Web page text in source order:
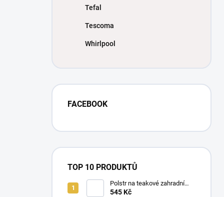
Tefal
Tescoma
Whirlpool
FACEBOOK
TOP 10 PRODUKTŮ
Polstr na teakové zahradní
křeslo vysoké - látka motiv
545 Kč